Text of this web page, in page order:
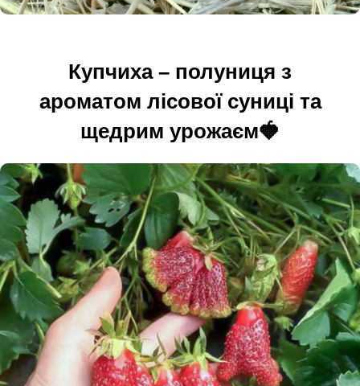
Купчиха – полуниця з
ароматом лісової суниці та
щедрим урожаєм🍓